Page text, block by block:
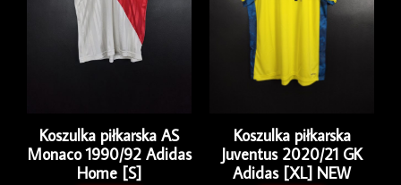
Koszulka piłkarska AS
Monaco 1990/92 Adidas
Home [S]
Koszulka piłkarska
Juventus 2020/21 GK
Adidas [XL] NEW